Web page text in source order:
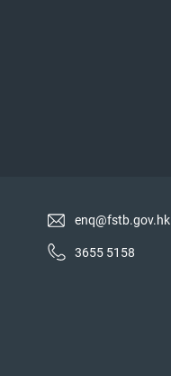
enq@fstb.gov.hk
3655 5158